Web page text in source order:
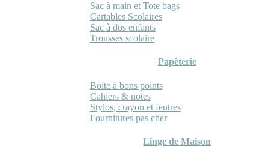
Sac à main et Tote bags
Cartables Scolaires
Sac à dos enfants
Trousses scolaire
Papèterie
Boite à bons points
Cahiers & notes
Stylos, crayon et feutres
Fournitures pas cher
Linge de Maison